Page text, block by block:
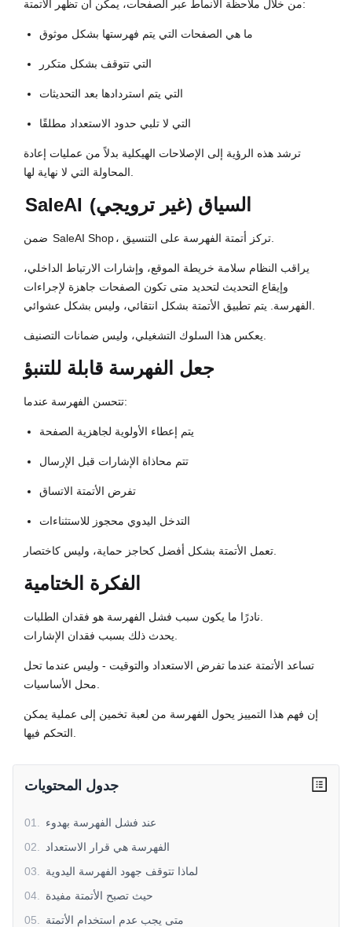
من خلال ملاحظة الأنماط عبر الصفحات، يمكن أن تظهر الأتمتة:
ما هي الصفحات التي يتم فهرستها بشكل موثوق
التي تتوقف بشكل متكرر
التي يتم استردادها بعد التحديثات
التي لا تلبي حدود الاستعداد مطلقًا
ترشد هذه الرؤية إلى الإصلاحات الهيكلية بدلاً من عمليات إعادة
SaleAI السياق (غير ترويجي)
SaleAI Shop
يراقب النظام سلامة خريطة الموقع، وإشارات الارتباط الداخلي،
وإيقاع التحديث لتحديد متى تكون الصفحات جاهزة لإجراءات
جعل الفهرسة قابلة للتنبؤ
تتحسن الفهرسة عندما:
يتم إعطاء الأولوية لجاهزية الصفحة
تتم محاذاة الإشارات قبل الإرسال
تفرض الأتمتة الاتساق
التدخل اليدوي محجوز للاستثناءات
الفكرة الختامية
تساعد الأتمتة عندما تفرض الاستعداد والتوقيت - وليس عندما تحل
إن فهم هذا التمييز يحول الفهرسة من لعبة تخمين إلى عملية يمكن
جدول المحتويات
01
عند فشل الفهرسة بهدوء
02
الفهرسة هي قرار الاستعداد
03
لماذا تتوقف جهود الفهرسة اليدوية
04
حيث تصبح الأتمتة مفيدة
05
متى يجب عدم استخدام الأتمتة